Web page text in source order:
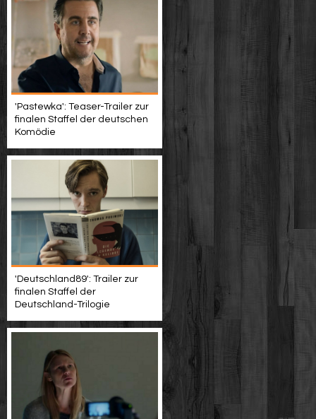
'Pastewka': Teaser-Trailer zur
finalen Staffel der deutschen
Komödie
'Deutschland89': Trailer zur
finalen Staffel der
Deutschland-Trilogie